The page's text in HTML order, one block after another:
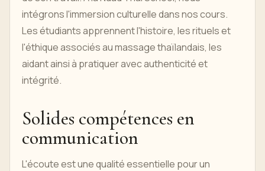
intégrons l'immersion culturelle dans nos cours.
Les étudiants apprennent l'histoire, les rituels et
l'éthique associés au massage thaïlandais, les
aidant ainsi à pratiquer avec authenticité et
intégrité.
Solides compétences en
communication
L'écoute est une qualité essentielle pour un